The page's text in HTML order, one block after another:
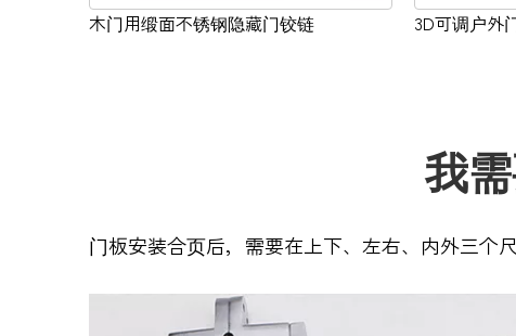
木门用缎面不锈钢隐藏门铰链 3D可调户外
我
门板安装合页后，需要在上下、左右、内外三个